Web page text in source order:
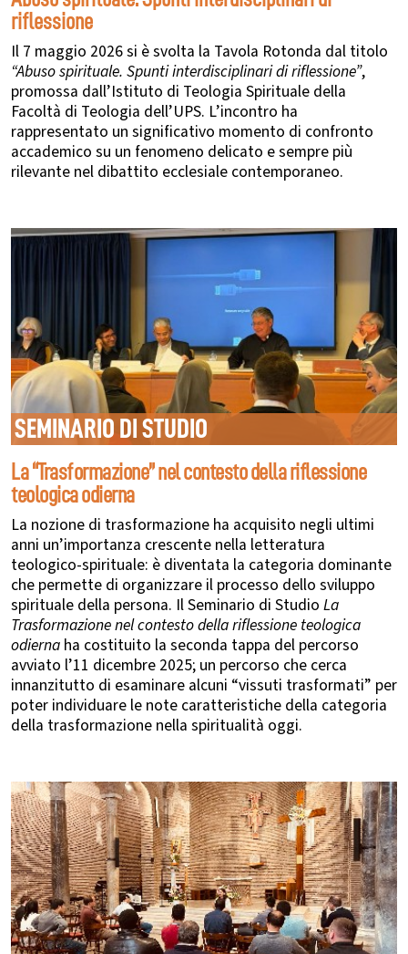
riflessione
Il 7 maggio 2026 si è svolta la Tavola Rotonda dal titolo
“Abuso spirituale. Spunti interdisciplinari di riflessione”,
promossa dall’Istituto di Teologia Spirituale della
Facoltà di Teologia dell’UPS. L’incontro ha
rappresentato un significativo momento di confronto
accademico su un fenomeno delicato e sempre più
rilevante nel dibattito ecclesiale contemporaneo.
SEMINARIO DI STUDIO
La “Trasformazione” nel contesto della riflessione
teologica odierna
La nozione di trasformazione ha acquisito negli ultimi
anni un’importanza crescente nella letteratura
teologico-spirituale: è diventata la categoria dominante
che permette di organizzare il processo dello sviluppo
spirituale della persona. Il Seminario di Studio La
Trasformazione nel contesto della riflessione teologica
odierna ha costituito la seconda tappa del percorso
avviato l’11 dicembre 2025; un percorso che cerca
innanzitutto di esaminare alcuni “vissuti trasformati” per
poter individuare le note caratteristiche della categoria
della trasformazione nella spiritualità oggi.